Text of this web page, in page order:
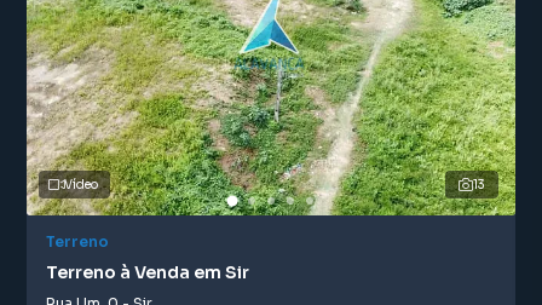
13
Vídeo
Terreno
Terreno à Venda em Sir